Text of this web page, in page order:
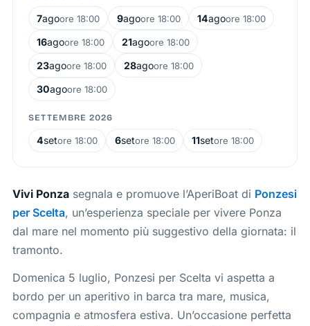
7agoore 18:00 9agoore 18:00 14agoore 18:00
16agoore 18:00 21agoore 18:00
23agoore 18:00 28agoore 18:00
30agoore 18:00
SETTEMBRE 2026
4setore 18:00 6setore 18:00 11setore 18:00
Vivi Ponzasegnala e promuove l’AperiBoat di Ponzesi
per Scelta, un’esperienza speciale per vivere Ponza
dal mare nel momento più suggestivo della giornata: il
tramonto.
Domenica 5 luglio, Ponzesi per Scelta vi aspetta a
bordo per un aperitivo in barca tra mare, musica,
compagnia e atmosfera estiva. Un’occasione perfetta